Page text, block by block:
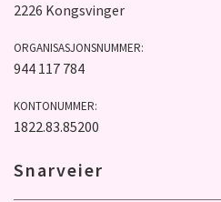
2226 Kongsvinger
ORGANISASJONSNUMMER:
944 117 784
KONTONUMMER:
1822.83.85200
Snarveier